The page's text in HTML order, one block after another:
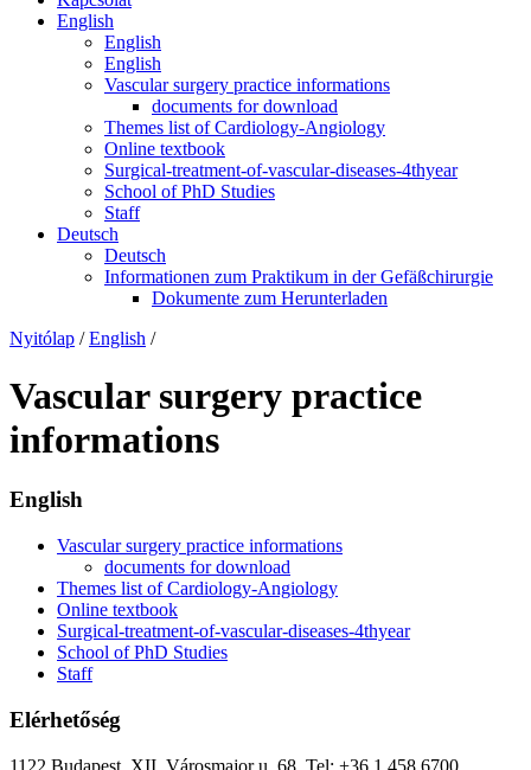
English
English
English
Vascular surgery practice informations
documents for download
Themes list of Cardiology-Angiology
Online textbook
Surgical-treatment-of-vascular-diseases-4thyear
School of PhD Studies
Staff
Deutsch
Deutsch
Informationen zum Praktikum in der Gefäßchirurgie
Dokumente zum Herunterladen
Nyitólap / English /
Vascular surgery practice
informations
English
Vascular surgery practice informations
documents for download
Themes list of Cardiology-Angiology
Online textbook
Surgical-treatment-of-vascular-diseases-4thyear
School of PhD Studies
Staff
Elérhetőség
1122 Budapest, XII. Városmajor u. 68. Tel: +36 1 458 6700